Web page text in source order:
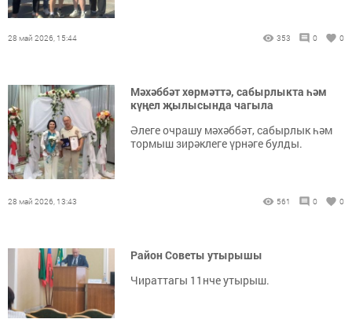
28 май 2026, 15:44 353 0 0
Мәхәббәт хөрмәттә, сабырлыкта һәм
күңел җылысында чагыла
Әлеге очрашу мәхәббәт, сабырлык һәм
тормыш зирәклеге үрнәге булды.
28 май 2026, 13:43 561 0 0
Район Советы утырышы
Чираттагы 11нче утырыш.